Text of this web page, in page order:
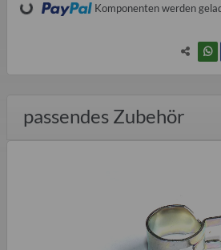
Loading... Komponenten werden
passendes Zubehör